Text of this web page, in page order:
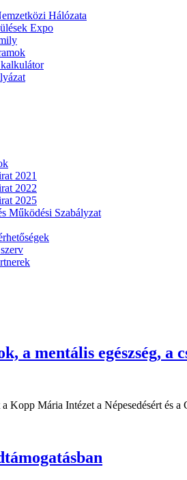
Hálózata
Expo
2021
2022
2025
Működési Szabályzat
a mentális egészség,
Kopp Mária Intézet a Népesedésért és